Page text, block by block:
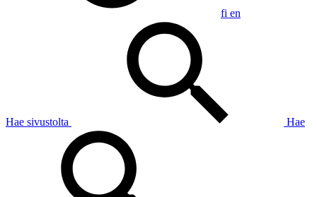
fi en
Hae sivustolta Hae